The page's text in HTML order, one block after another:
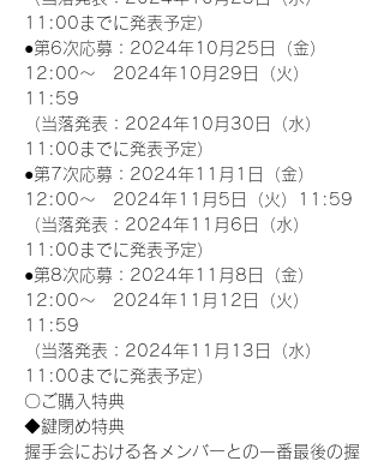
11:00までに発表予定）
●第6次応募：2024年10月25日（金）
12:00～　2024年10月29日（火）
11:59
（当落発表：2024年10月30日（水）
11:00までに発表予定）
●第7次応募：2024年11月1日（金）
12:00～　2024年11月5日（火）11:59
（当落発表：2024年11月6日（水）
11:00までに発表予定）
●第8次応募：2024年11月8日（金）
12:00～　2024年11月12日（火）
11:59
（当落発表：2024年11月13日（水）
11:00までに発表予定）
〇ご購入特典
◆鍵閉め特典
握手会における各メンバーとの一番最後の握